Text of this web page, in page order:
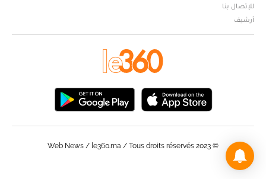
للإتصال بنا
أرشيف
© Web News / le360.ma / Tous droits réservés 2023